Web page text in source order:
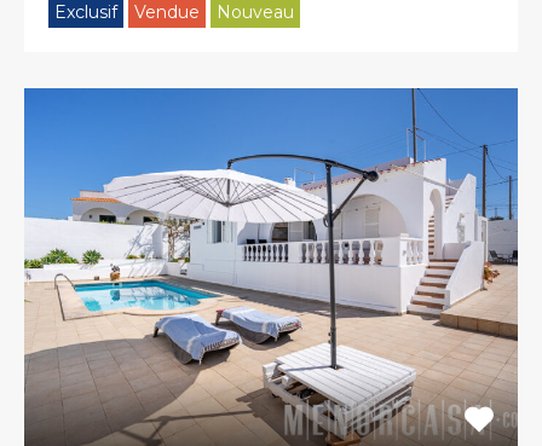
Exclusif Vendue Nouveau